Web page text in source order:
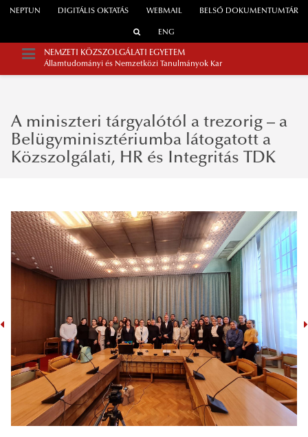
WEBMAIL
NEPTUN DIGITÁLIS OKTATÁS BELSŐ DOKUMENTUMTÁR
ENG
NEMZETI KÖZSZOLGÁLATI EGYETEM
Államtudományi és Nemzetközi Tanulmányok Kar
A miniszteri tárgyalótól a trezorig – a
Belügyminisztériumba látogatott a
Közszolgálati, HR és Integritás TDK